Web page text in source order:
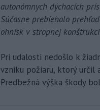
autonómnych dýchacích
Súčasne prebiehalo
ohnísk v stropnej
Pri udalosti nedošlo k
vzniku požiaru, ktorý určil
Predbežná výška škody